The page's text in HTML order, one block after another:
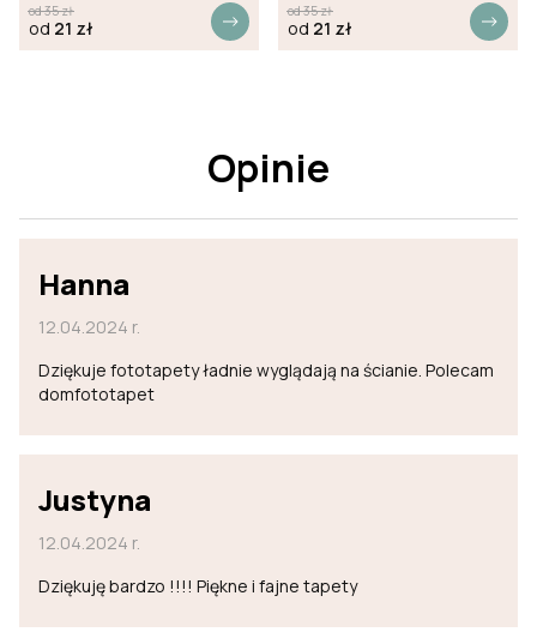
od35zł
od 21 zł
od35zł
od 21 zł
Opinie
Hanna
12.04.2024 r.
Dziękuje fototapety ładnie wyglądają na ścianie. Polecam
domfototapet
Justyna
12.04.2024 r.
Dziękuję bardzo !!!! Piękne i fajne tapety